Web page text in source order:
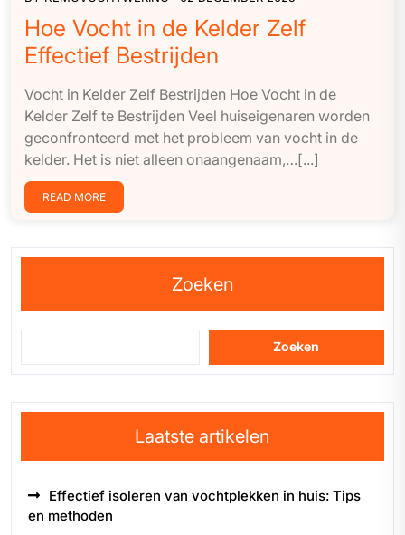
Hoe Vocht in de Kelder Zelf
Effectief Bestrijden
Vocht in Kelder Zelf Bestrijden Hoe Vocht in de
Kelder Zelf te Bestrijden Veel huiseigenaren worden
geconfronteerd met het probleem van vocht in de
kelder. Het is niet alleen onaangenaam,…[...]
READ MORE
Zoeken
Zoeken
Laatste artikelen
Effectief isoleren van vochtplekken in huis: Tips
en methoden